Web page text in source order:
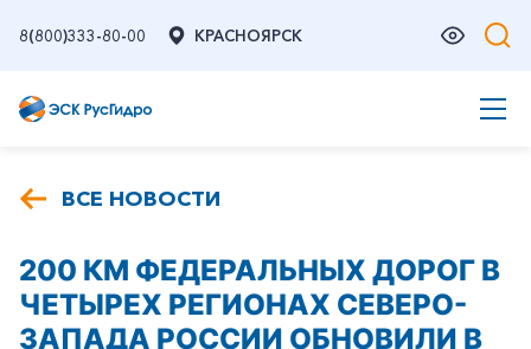
8(800)333-80-00 КРАСНОЯРСК
ВСЕ НОВОСТИ
200 КМ ФЕДЕРАЛЬНЫХ ДОРОГ В
ЧЕТЫРЕХ РЕГИОНАХ СЕВЕРО-
ЗАПАДА РОССИИ ОБНОВИЛИ В